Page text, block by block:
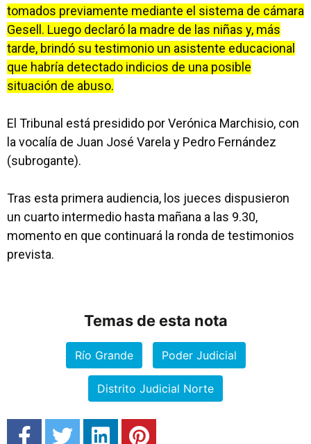
tomados previamente mediante el sistema de cámara
Gesell. Luego declaró la madre de las niñas y, más
tarde, brindó su testimonio un asistente educacional
que habría detectado indicios de una posible
situación de abuso.
El Tribunal está presidido por Verónica Marchisio, con
la vocalía de Juan José Varela y Pedro Fernández
(subrogante).
Tras esta primera audiencia, los jueces dispusieron
un cuarto intermedio hasta mañana a las 9.30,
momento en que continuará la ronda de testimonios
prevista.
Temas de esta nota
Río Grande Poder Judicial
Distrito Judicial Norte